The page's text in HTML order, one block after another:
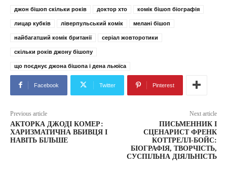
джон бішоп скільки років доктор хто комік бішоп біографія
лицар кубків ліверпульський комік мелані бішоп
найбагатший комік британії серіал жовторотики
скільки років джону бішопу
що поєднує джона бішопа і дена льюїса
Facebook Twitter Pinterest
Previous article
АКТОРКА ДЖОДІ КОМЕР:
ХАРИЗМАТИЧНА ВБИВЦЯ І
НАВІТЬ БІЛЬШЕ
Next article
ПИСЬМЕННИК І
СЦЕНАРИСТ ФРЕНК
КОТТРЕЛЛ-БОЙС:
БІОГРАФІЯ, ТВОРЧІСТЬ,
СУСПІЛЬНА ДІЯЛЬНІСТЬ